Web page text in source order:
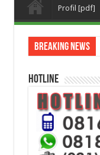
Profil [pdf]
Breaking News
HOTLINE